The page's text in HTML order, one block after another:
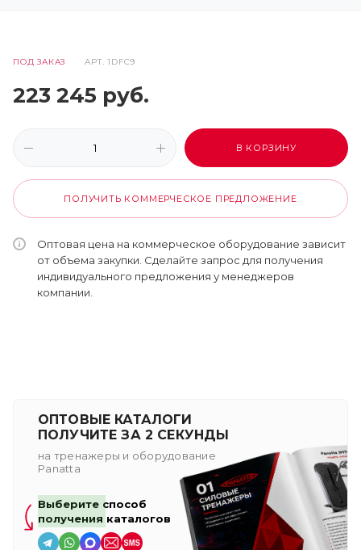
ПОД ЗАКАЗ АРТ.1DFC9
223 245 руб.
В КОРЗИНУ
ПОЛУЧИТЬ КОММЕРЧЕСКОЕ ПРЕДЛОЖЕНИЕ
Оптовая цена на коммерческое оборудование зависит
от объема закупки. Сделайте запрос для получения
индивидуального предложения у менеджеров
компании.
ОПТОВЫЕ КАТАЛОГИ
ПОЛУЧИТЕ ЗА 2 СЕКУНДЫ
на тренажеры и оборудование
Panatta
Выберите способ
получения каталогов